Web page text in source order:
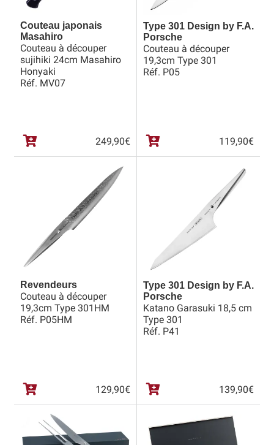
Couteau japonais
Masahiro
Couteau à découper
sujihiki 24cm Masahiro
Honyaki
Réf. MV07
249,90€
Type 301 Design by F.A.
Porsche
Couteau à découper
19,3cm Type 301
Réf. P05
119,90€
Revendeurs
Couteau à découper
19,3cm Type 301HM
Réf. P05HM
129,90€
Type 301 Design by F.A.
Porsche
Katano Garasuki 18,5 cm
Type 301
Réf. P41
139,90€